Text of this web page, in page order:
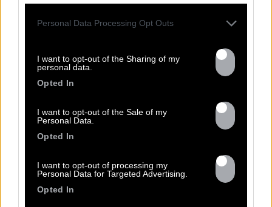
Personal Data Processing Opt Outs
I want to opt-out of the Sharing of my
personal data.
Opted In
I want to opt-out of the Sale of my
Personal Data.
Opted In
I want to opt-out of processing my
Personal Data for Targeted Advertising.
Opted In
« Entre Nous » enfin mis en image :
Previous